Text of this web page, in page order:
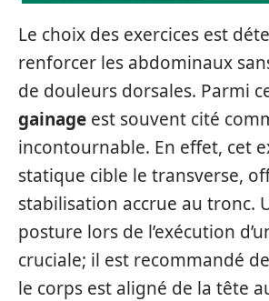
Le choix des exercices est
renforcer les abdominaux
de douleurs dorsales. Parmi
gainage est souvent cité
incontournable. En effet, cet
statique cible le transverse,
stabilisation accrue au tronc.
posture lors de l’exécution
cruciale; il est recommandé
le corps est aligné de la tête